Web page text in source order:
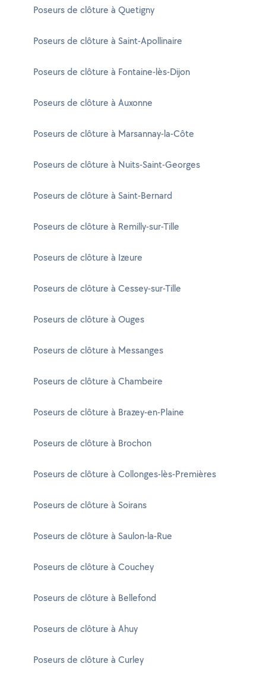
Poseurs de clôture à Quetigny
Poseurs de clôture à Saint-Apollinaire
Poseurs de clôture à Fontaine-lès-Dijon
Poseurs de clôture à Auxonne
Poseurs de clôture à Marsannay-la-Côte
Poseurs de clôture à Nuits-Saint-Georges
Poseurs de clôture à Saint-Bernard
Poseurs de clôture à Remilly-sur-Tille
Poseurs de clôture à Izeure
Poseurs de clôture à Cessey-sur-Tille
Poseurs de clôture à Ouges
Poseurs de clôture à Messanges
Poseurs de clôture à Chambeire
Poseurs de clôture à Brazey-en-Plaine
Poseurs de clôture à Brochon
Poseurs de clôture à Collonges-lès-Premières
Poseurs de clôture à Soirans
Poseurs de clôture à Saulon-la-Rue
Poseurs de clôture à Couchey
Poseurs de clôture à Bellefond
Poseurs de clôture à Ahuy
Poseurs de clôture à Curley